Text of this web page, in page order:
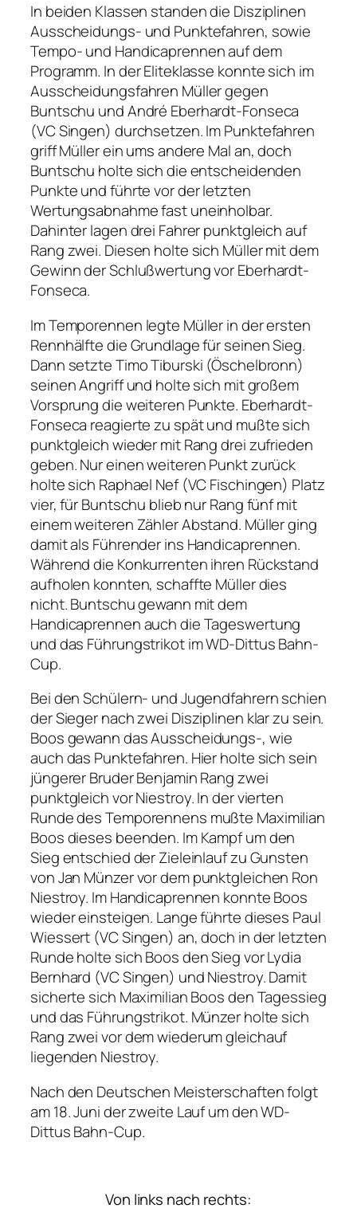
In beiden Klassen standen die Disziplinen
Ausscheidungs- und Punktefahren, sowie
Tempo- und Handicaprennen auf dem
Programm. In der Eliteklasse konnte sich im
Ausscheidungsfahren Müller gegen
Buntschu und André Eberhardt-Fonseca
(VC Singen) durchsetzen. Im Punktefahren
griff Müller ein ums andere Mal an, doch
Buntschu holte sich die entscheidenden
Punkte und führte vor der letzten
Wertungsabnahme fast uneinholbar.
Dahinter lagen drei Fahrer punktgleich auf
Rang zwei. Diesen holte sich Müller mit dem
Gewinn der Schlußwertung vor Eberhardt-
Fonseca.
Im Temporennen legte Müller in der ersten
Rennhälfte die Grundlage für seinen Sieg.
Dann setzte Timo Tiburski (Öschelbronn)
seinen Angriff und holte sich mit großem
Vorsprung die weiteren Punkte. Eberhardt-
Fonseca reagierte zu spät und mußte sich
punktgleich wieder mit Rang drei zufrieden
geben. Nur einen weiteren Punkt zurück
holte sich Raphael Nef (VC Fischingen) Platz
vier, für Buntschu blieb nur Rang fünf mit
einem weiteren Zähler Abstand. Müller ging
damit als Führender ins Handicaprennen.
Während die Konkurrenten ihren Rückstand
aufholen konnten, schaffte Müller dies
nicht. Buntschu gewann mit dem
Handicaprennen auch die Tageswertung
und das Führungstrikot im WD-Dittus Bahn-
Cup.
Bei den Schülern- und Jugendfahrern schien
der Sieger nach zwei Disziplinen klar zu sein.
Boos gewann das Ausscheidungs-, wie
auch das Punktefahren. Hier holte sich sein
jüngerer Bruder Benjamin Rang zwei
punktgleich vor Niestroy. In der vierten
Runde des Temporennens mußte Maximilian
Boos dieses beenden. Im Kampf um den
Sieg entschied der Zieleinlauf zu Gunsten
von Jan Münzer vor dem punktgleichen Ron
Niestroy. Im Handicaprennen konnte Boos
wieder einsteigen. Lange führte dieses Paul
Wiessert (VC Singen) an, doch in der letzten
Runde holte sich Boos den Sieg vor Lydia
Bernhard (VC Singen) und Niestroy. Damit
sicherte sich Maximilian Boos den Tagessieg
und das Führungstrikot. Münzer holte sich
Rang zwei vor dem wiederum gleichauf
liegenden Niestroy.
Nach den Deutschen Meisterschaften folgt
am 18. Juni der zweite Lauf um den WD-
Dittus Bahn-Cup.
Von links nach rechts: